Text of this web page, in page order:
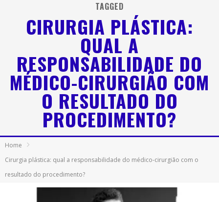
Usecorp consolida a 'economia do uso' no B2B brasileiro, vira S.A. e impulsiona expansão com novo fundo estruturado
TAGGED
CIRURGIA PLÁSTICA:
QUAL A
RESPONSABILIDADE DO
MÉDICO-CIRURGIÃO COM
O RESULTADO DO
PROCEDIMENTO?
Home
Cirurgia plástica: qual a responsabilidade do médico-cirurgião com o
resultado do procedimento?